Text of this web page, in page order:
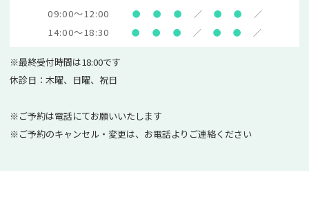
09:00～12:00 ● ● ● ／ ● ● ／
14:00～18:30 ● ● ● ／ ● ● ／
※最終受付時間は18:00です
休診日：木曜、日曜、祝日
※ご予約は電話にてお願いいたします
※ご予約のキャンセル・変更は、お電話よりご連絡ください